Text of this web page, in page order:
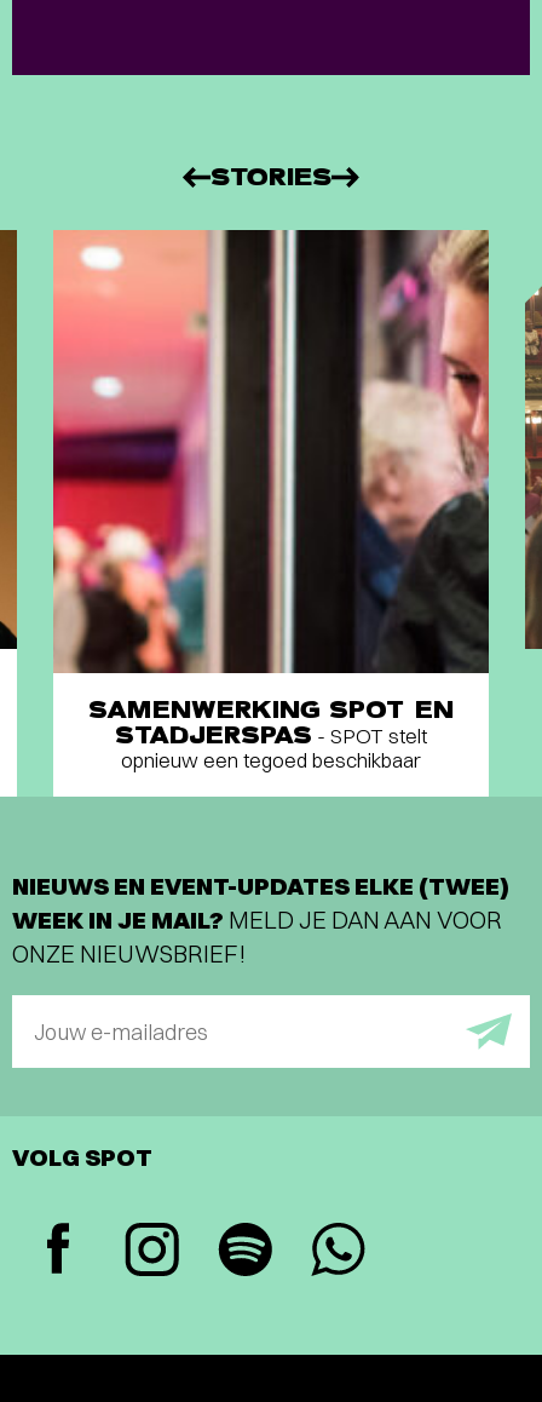
STORIES
SAMENWERKING SPOT EN
STADJERSPAS - SPOT stelt
opnieuw een tegoed beschikbaar
NIEUWS EN EVENT-UPDATES ELKE (TWEE)
WEEK IN JE MAIL? MELD JE DAN AAN VOOR
ONZE NIEUWSBRIEF!
Jouw e-mailadres
VOLG SPOT